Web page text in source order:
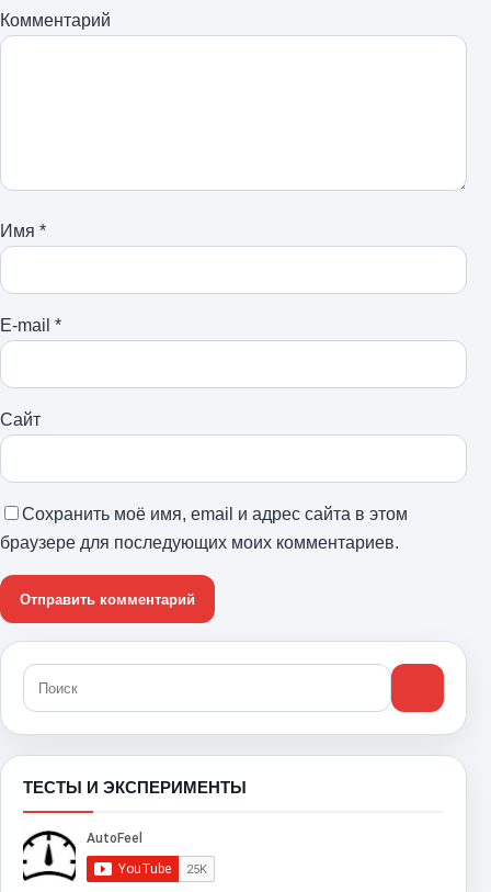
Комментарий
Имя *
E-mail *
Сайт
Сохранить моё имя, email и адрес сайта в этом
браузере для последующих моих комментариев.
ТЕСТЫ И ЭКСПЕРИМЕНТЫ